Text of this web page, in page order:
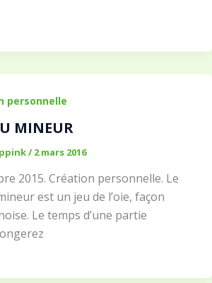
personnelle
MINEUR
/2 mars 2016
2015. Création personnelle. Le
est un jeu de l’oie, façon
Le temps d’une partie